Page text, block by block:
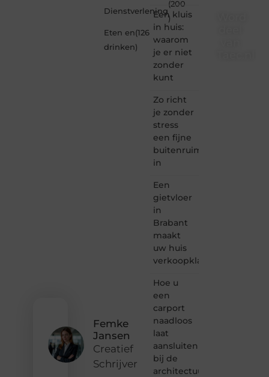
Femke
Jansen
Creatief
Schrijver
Dienstverlening
(200
)
Eten en
drinken
(126
)
Een kluis
in huis:
waarom
je er niet
zonder
kunt
Zo richt
je zonder
stress
een fijne
buitenruimte
in
Een
gietvloer
in
Brabant
maakt
uw huis
verkoopklaar
Hoe u
een
carport
naadloos
laat
aansluiten
bij de
architectuur